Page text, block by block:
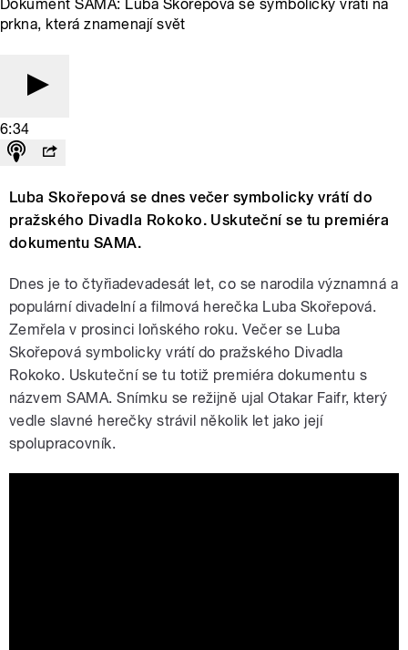
Dokument SAMA: Luba Skořepová se symbolicky vrátí na
prkna, která znamenají svět
6:34
Luba Skořepová se dnes večer symbolicky vrátí do
pražského Divadla Rokoko. Uskuteční se tu premiéra
dokumentu SAMA.
Dnes je to čtyřiadevadesát let, co se narodila významná a
populární divadelní a filmová herečka Luba Skořepová.
Zemřela v prosinci loňského roku. Večer se Luba
Skořepová symbolicky vrátí do pražského Divadla
Rokoko. Uskuteční se tu totiž premiéra dokumentu s
názvem SAMA. Snímku se režijně ujal Otakar Faifr, který
vedle slavné herečky strávil několik let jako její
spolupracovník.